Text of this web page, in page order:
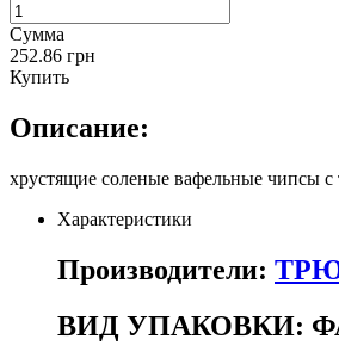
Сумма
252.86 грн
Купить
Описание:
хрустящие соленые вафельные чипсы с
Характеристики
Производители:
ВИД УПАКОВКИ: